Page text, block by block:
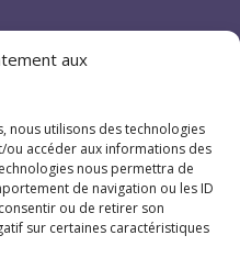
aux
nous utilisons des technologies
accéder aux informations des
nous permettra de
de navigation ou les ID
ou de retirer son
sur certaines caractéristiques